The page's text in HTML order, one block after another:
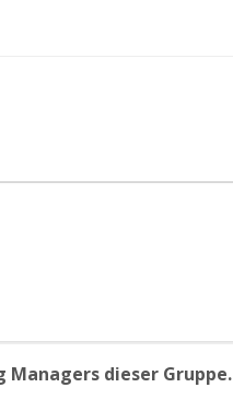
dieser Gruppe.